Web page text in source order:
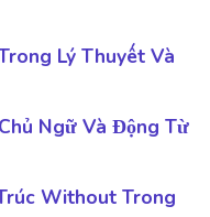
Lý Thuyết Và
Ngữ Và Động Từ
Without Trong